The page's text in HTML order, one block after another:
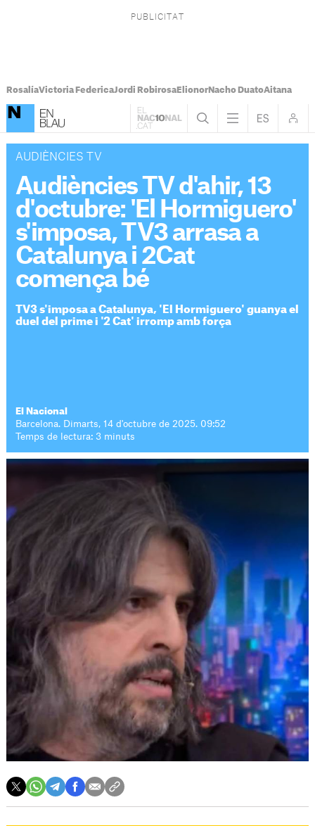
RosalíaVictoria FedericaJordi RobirosaElionorNacho DuatoAitana
AUDIÈNCIES TV
Audiències TV d'ahir, 13
d'octubre: 'El Hormiguero'
s'imposa, TV3 arrasa a
Catalunya i 2Cat
comença bé
TV3 s'imposa a Catalunya, 'El Hormiguero' guanya el
duel del prime i '2 Cat' irromp amb força
El Nacional
Barcelona. Dimarts, 14 d'octubre de 2025. 09:52
Temps de lectura: 3 minuts